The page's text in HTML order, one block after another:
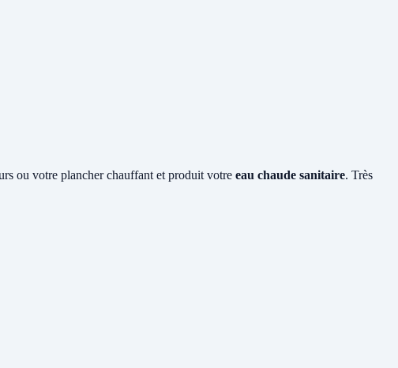
ou votre plancher chauffant et produit votre eau chaude sanitaire. Très